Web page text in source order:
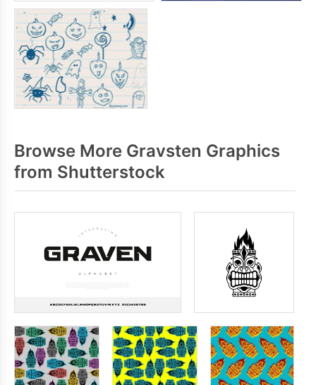
Browse More Gravsten Graphics
from Shutterstock